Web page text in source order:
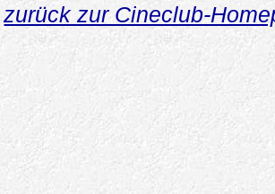
zurück zur Cineclub-